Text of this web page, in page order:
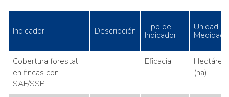
Indicador Descripción Tipo de
Indicador
Unidad de
Medidad
Cobertura forestal
en fincas con
SAF/SSP
Eficacia
(ha)